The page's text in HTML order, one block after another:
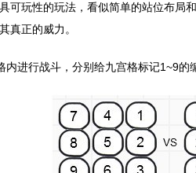
可玩性的玩法，看似简单的站位布局
真正的威力。
进行战斗，分别给九宫格标记1~9的